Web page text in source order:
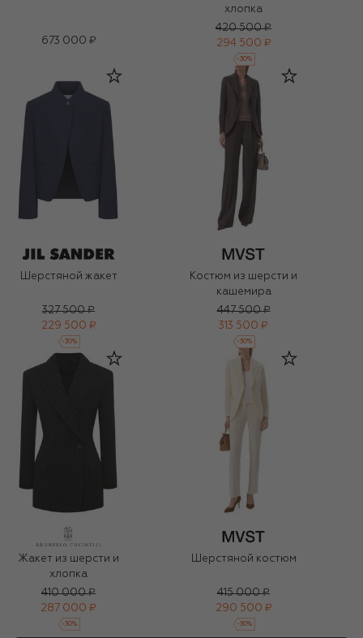
673 000 ₽
хлопка
420 500 ₽
294 500 ₽
-30%
Шерстяной жакет
327 500 ₽
229 500 ₽
-30%
Костюм из шерсти и
кашемира
447 500 ₽
313 500 ₽
-30%
Жакет из шерсти и
хлопка
410 000 ₽
287 000 ₽
-30%
Шерстяной костюм
415 000 ₽
290 500 ₽
-30%